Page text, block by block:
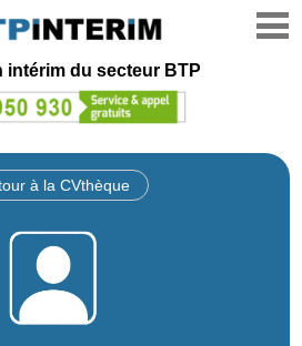
intérim du secteur BTP
à la CVthèque